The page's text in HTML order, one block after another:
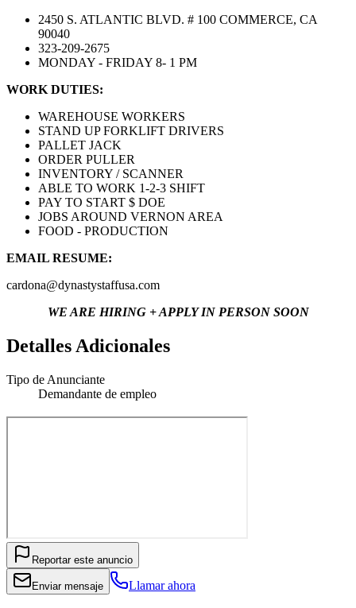
2450 S. ATLANTIC BLVD. # 100 COMMERCE, CA
90040
323-209-2675
MONDAY - FRIDAY 8- 1 PM
WORK DUTIES:
WAREHOUSE WORKERS
STAND UP FORKLIFT DRIVERS
PALLET JACK
ORDER PULLER
INVENTORY / SCANNER
ABLE TO WORK 1-2-3 SHIFT
PAY TO START $ DOE
JOBS AROUND VERNON AREA
FOOD - PRODUCTION
EMAIL RESUME:
cardona@dynastystaffusa.com
WE ARE HIRING + APPLY IN PERSON SOON
Detalles Adicionales
Tipo de Anunciante
Demandante de empleo
Reportar este anuncio
Enviar mensaje Llamar ahora